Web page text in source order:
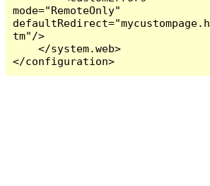
mode="RemoteOnly"
defaultRedirect="mycustompage.h
tm"/>
    </system.web>
</configuration>